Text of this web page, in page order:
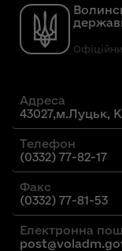
Адреса
43027,м.Луцьк,
Телефон
(0332) 77-82-17
Факс
(0332) 77-81-53
Електронна